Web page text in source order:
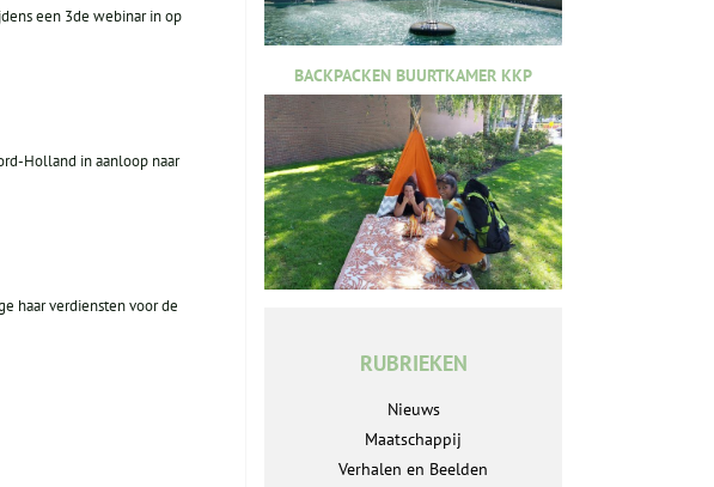
een 3de webinar in op
Holland in aanloop naar
haar verdiensten voor de
BACKPACKEN BUURTKAMER KKP
RUBRIEKEN
Nieuws
Maatschappij
Verhalen en Beelden